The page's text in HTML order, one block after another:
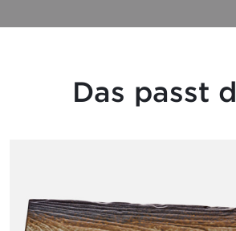
Das passt